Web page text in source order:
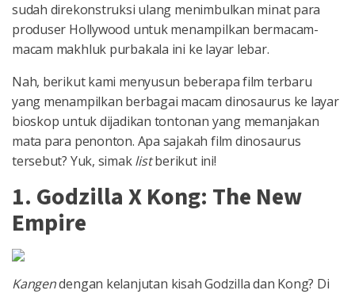
sudah direkonstruksi ulang menimbulkan minat para
produser Hollywood untuk menampilkan bermacam-
macam makhluk purbakala ini ke layar lebar.
Nah, berikut kami menyusun beberapa film terbaru
yang menampilkan berbagai macam dinosaurus ke layar
bioskop untuk dijadikan tontonan yang memanjakan
mata para penonton. Apa sajakah film dinosaurus
tersebut? Yuk, simaklistberikut ini!
1. Godzilla X Kong: The New
Empire
Kangendengan kelanjutan kisah Godzilla dan Kong? Di